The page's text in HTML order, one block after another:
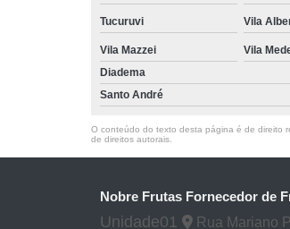
Tucuruvi Vila
Vila Mazzei
Vila
Diadema
Santo André
O conteúdo do texto desta página é de direito
de direitos autorais
Nobre Frutas Fornecedor de
Unidade01 Rua Mariano